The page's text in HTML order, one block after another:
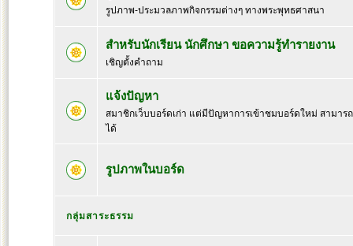
รูปภาพ-ประมวลภาพกิจกรรมต่างๆ ทางพระพุทธศาสนา
สำหรับนักเรียน นักศึกษา ขอความรู้ทำรายงาน
เชิญตั้งคำถาม
แจ้งปัญหา
สมาชิกเว็บบอร์ดเก่า แต่มีปัญหาการเข้าชมบอร์ดใหม่ สามา
ได้
รูปภาพในบอร์ด
กลุ่มสาระธรรม